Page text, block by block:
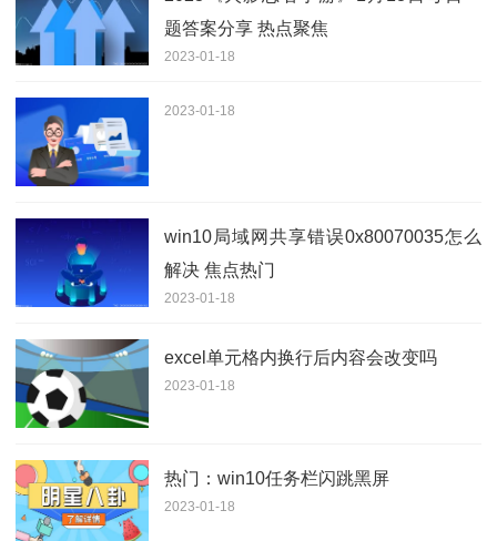
题答案分享 热点聚焦
2023-01-18
2023-01-18
win10局域网共享错误0x80070035怎么
解决 焦点热门
2023-01-18
excel单元格内换行后内容会改变吗
2023-01-18
热门：win10任务栏闪跳黑屏
2023-01-18